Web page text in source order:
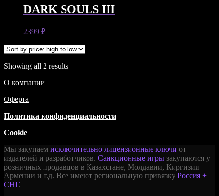
DARK SOULS III
2399 ₽
Showing all 2 results
О компании
Оферта
Политика конфиденциальности
Cookie
Мы закупаем исключительно лицензионные ключи от
издателей и разработчиков. Санкционные игры закупаются у
розничных продавцов в Казахстане, Молдавии, Киргизии
Армении и т.д. Все имеют региональную привязку Россия +
СНГ.